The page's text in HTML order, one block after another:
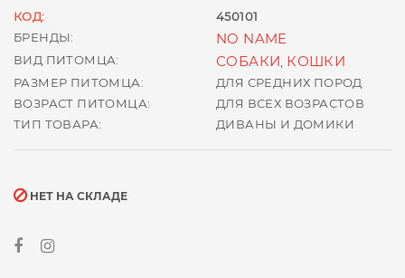
КОД:
450101
БРЕНДЫ:
NO NAME
ВИД ПИТОМЦА: СОБАКИ КОШКИ
РАЗМЕР ПИТОМЦА:
ДЛЯ СРЕДНИХ ПОРОД
ВОЗРАСТ ПИТОМЦА:
ДЛЯ ВСЕХ ВОЗРАСТОВ
ТИП ТОВАРА:
ДИВАНЫ И ДОМИКИ
НЕТ НА СКЛАДЕ